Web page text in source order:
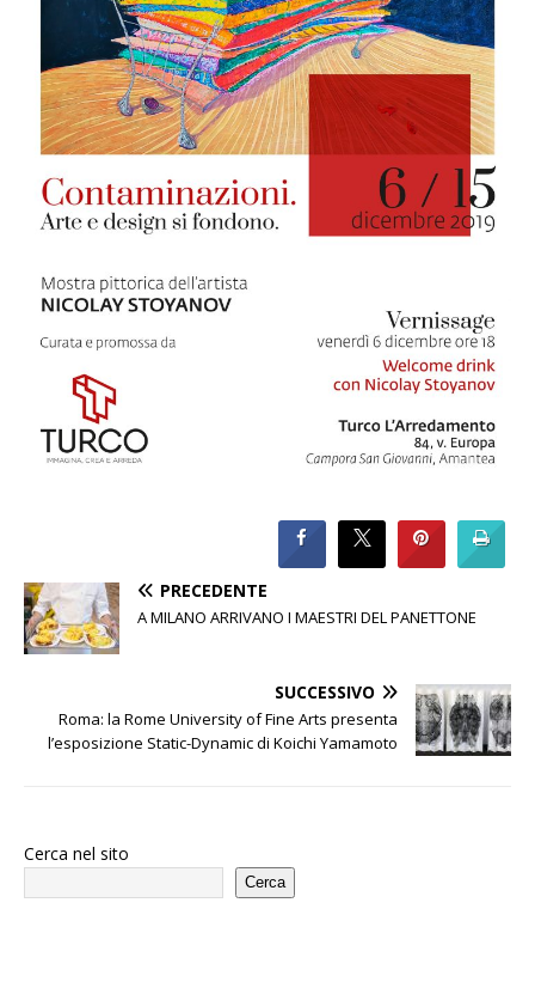
PRECEDENTE
A MILANO ARRIVANO I MAESTRI DEL PANETTONE
SUCCESSIVO
Roma: la Rome University of Fine Arts presenta
l’esposizione Static-Dynamic di Koichi Yamamoto
Cerca nel sito
Cerca